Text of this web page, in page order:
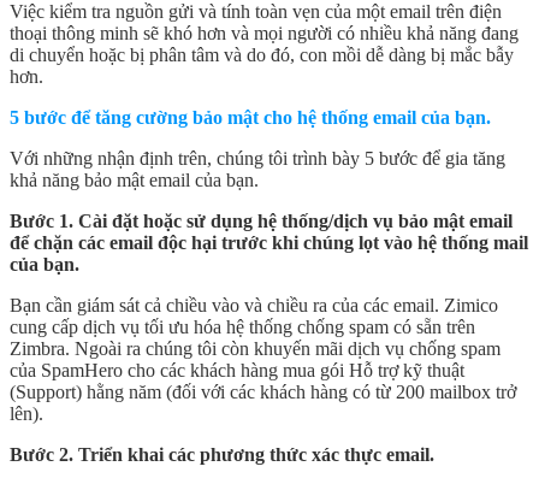
Việc kiểm tra nguồn gửi và tính toàn vẹn của một email trên điện
thoại thông minh sẽ khó hơn và mọi người có nhiều khả năng đang
di chuyển hoặc bị phân tâm và do đó, con mồi dễ dàng bị mắc bẫy
hơn.
5 bước để tăng cường bảo mật cho hệ thống email của bạn.
Với những nhận định trên, chúng tôi trình bày 5 bước để gia tăng
khả năng bảo mật email của bạn.
Bước 1. Cài đặt hoặc sử dụng hệ thống/dịch vụ bảo mật email
để chặn các email độc hại trước khi chúng lọt vào hệ thống mail
của bạn.
Bạn cần giám sát cả chiều vào và chiều ra của các email. Zimico
cung cấp dịch vụ tối ưu hóa hệ thống chống spam có sẵn trên
Zimbra. Ngoài ra chúng tôi còn khuyến mãi dịch vụ chống spam
của SpamHero cho các khách hàng mua gói Hỗ trợ kỹ thuật
(Support) hằng năm (đối với các khách hàng có từ 200 mailbox trở
lên).
Bước 2. Triển khai các phương thức xác thực email.